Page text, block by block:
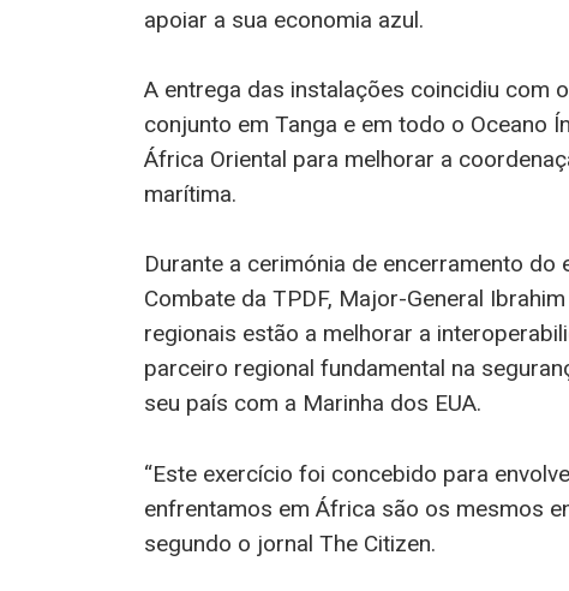
apoiar a sua economia azul.
A entrega das instalações coincidiu com
conjunto em Tanga e em todo o Oceano
África Oriental para melhorar a
marítima.
Durante a cerimónia de encerramento
Combate da TPDF, Major-General
regionais estão a melhorar a
parceiro regional fundamental na
seu país com a Marinha dos EUA.
“Este exercício foi concebido para
enfrentamos em África são os mesmos
segundo o jornal The Citizen.